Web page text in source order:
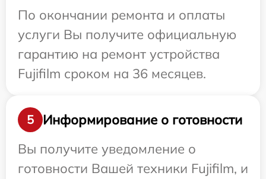
По окончании ремонта и оплаты
услуги Вы получите официальную
гарантию на ремонт устройства
Fujifilm сроком на 36 месяцев.
5
Информирование о готовности
Вы получите уведомление о
готовности Вашей техники Fujifilm, и